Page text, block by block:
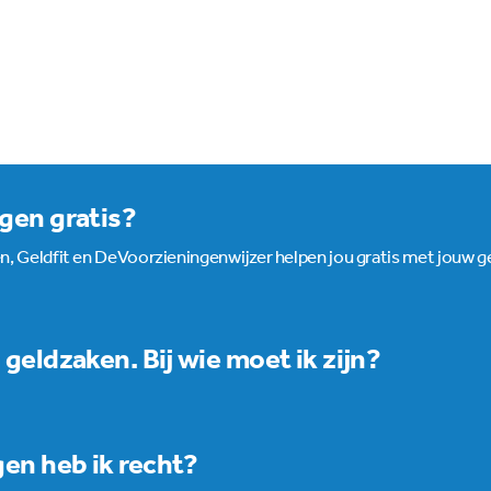
gratis?
Geldfit en DeVoorzieningenwijzer helpen jou gratis met jouw
Bij wie moet ik zijn?
ofwww.geldfit.nl
heb ik recht?